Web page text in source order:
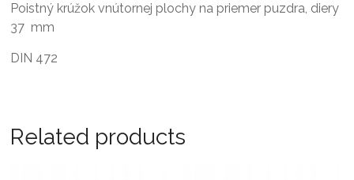
Poistný krúžok vnútornej plochy na priemer puzdra, diery
37 mm
DIN 472
Related products